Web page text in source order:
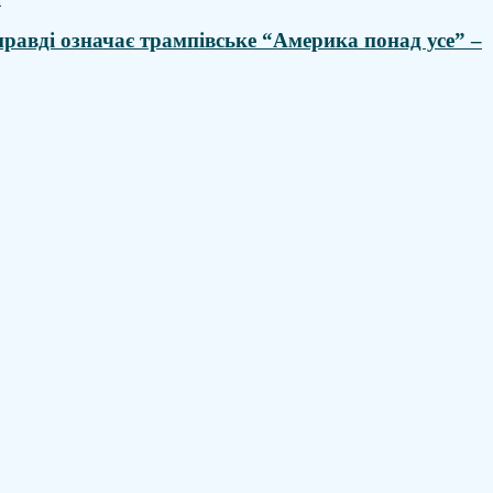
означає трампівське “Америка понад усе” –